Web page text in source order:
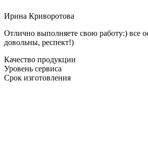
Ирина Криворотова
Отлично выполняете свою работу:) все
довольны, респект!)
Качество продукции
Уровень сервиса
Срок изготовления